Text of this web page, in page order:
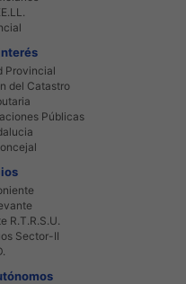
Provincial
del Catastro
Públicas
R.T.R.S.U.
Sector-II